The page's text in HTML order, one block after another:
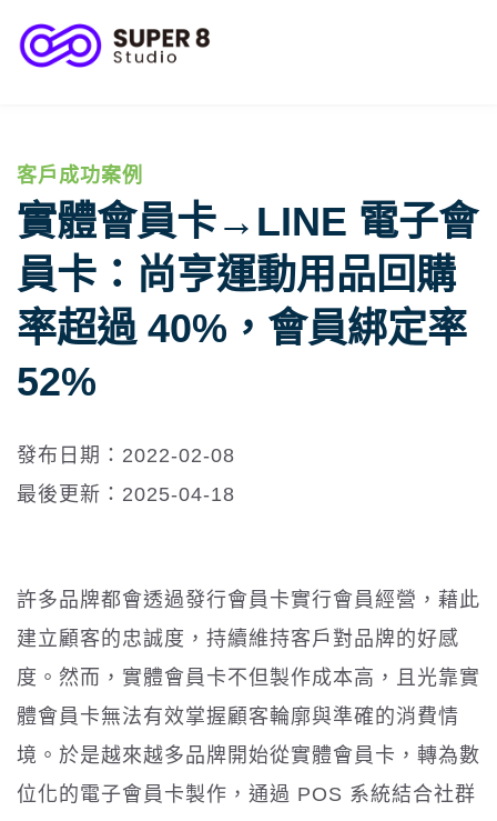
客戶成功案例
客戶成功案例
實體會員卡→LINE 電子會
員卡：尚亨運動用品回購
率超過 40%，會員綁定率
52%
發布日期：2022-02-08
最後更新：2025-04-18
許多品牌都會透過發行會員卡實行會員經營，藉此
建立顧客的忠誠度，持續維持客戶對品牌的好感
度。然而，實體會員卡不但製作成本高，且光靠實
體會員卡無法有效掌握顧客輪廓與準確的消費情
境。於是越來越多品牌開始從實體會員卡，轉為數
位化的電子會員卡製作，通過 POS 系統結合社群